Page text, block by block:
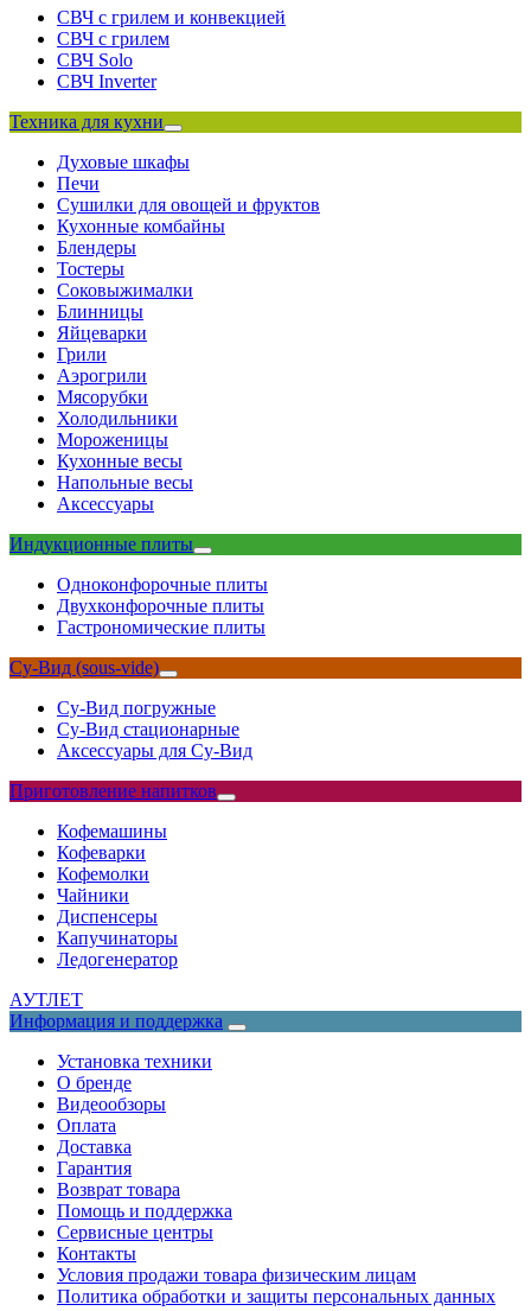
СВЧ с грилем и конвекцией
СВЧ с грилем
СВЧ Solo
СВЧ Inverter
Техника для кухни
Духовые шкафы
Печи
Сушилки для овощей и фруктов
Кухонные комбайны
Блендеры
Тостеры
Соковыжималки
Блинницы
Яйцеварки
Грили
Аэрогрили
Мясорубки
Холодильники
Мороженицы
Кухонные весы
Напольные весы
Аксессуары
Индукционные плиты
Одноконфорочные плиты
Двухконфорочные плиты
Гастрономические плиты
Су-Вид (sous-vide)
Су-Вид погружные
Су-Вид стационарные
Аксессуары для Су-Вид
Приготовление напитков
Кофемашины
Кофеварки
Кофемолки
Чайники
Диспенсеры
Капучинаторы
Ледогенератор
АУТЛЕТ
Информация и поддержка
Установка техники
О бренде
Видеообзоры
Оплата
Доставка
Гарантия
Возврат товара
Помощь и поддержка
Сервисные центры
Контакты
Условия продажи товара физическим лицам
Политика обработки и защиты персональных данных